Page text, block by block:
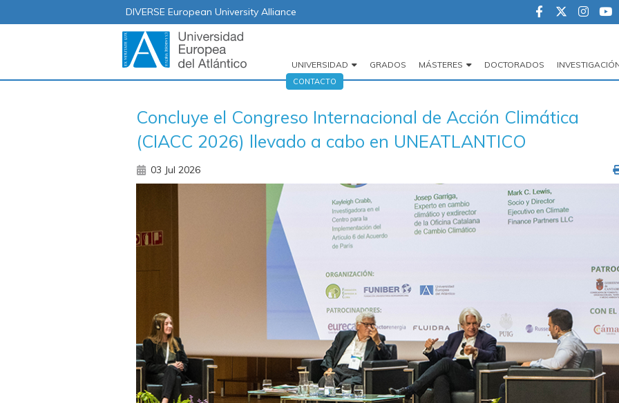
DIVERSE European University Alliance
Navegación
UNIVERSIDAD GRADOS MÁSTERES DOCTORADOS
CONTACTO
Concluye el Congreso Internacional de Acción Climática
(CIACC 2026) llevado a cabo en UNEATLANTICO
03 Jul 2026